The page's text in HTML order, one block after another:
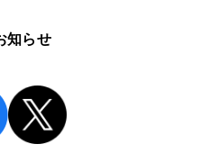
知らせ